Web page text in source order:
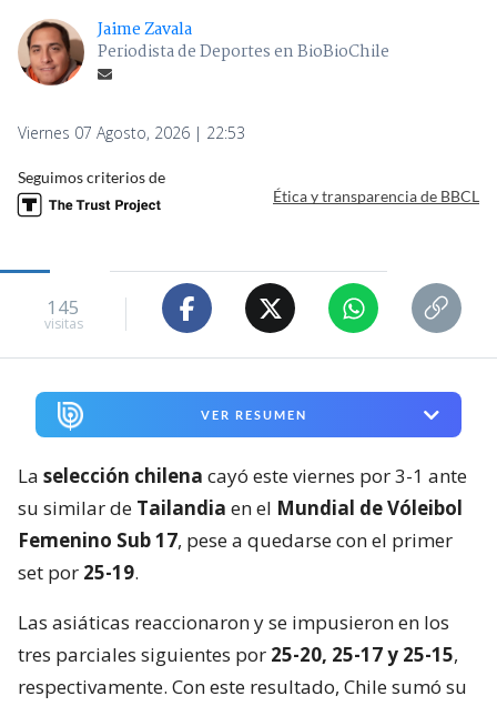
Jaime Zavala
Periodista de Deportes en BioBioChile
Viernes 07 Agosto, 2026 | 22:53
Seguimos criterios de
Ética y transparencia de BBCL
145
visitas
VER RESUMEN
La selección chilena cayó este viernes por 3-1 ante
su similar de Tailandia en el Mundial de Vóleibol
Femenino Sub 17, pese a quedarse con el primer
set por 25-19.
Las asiáticas reaccionaron y se impusieron en los
tres parciales siguientes por 25-20, 25-17 y 25-15,
respectivamente. Con este resultado, Chile sumó su